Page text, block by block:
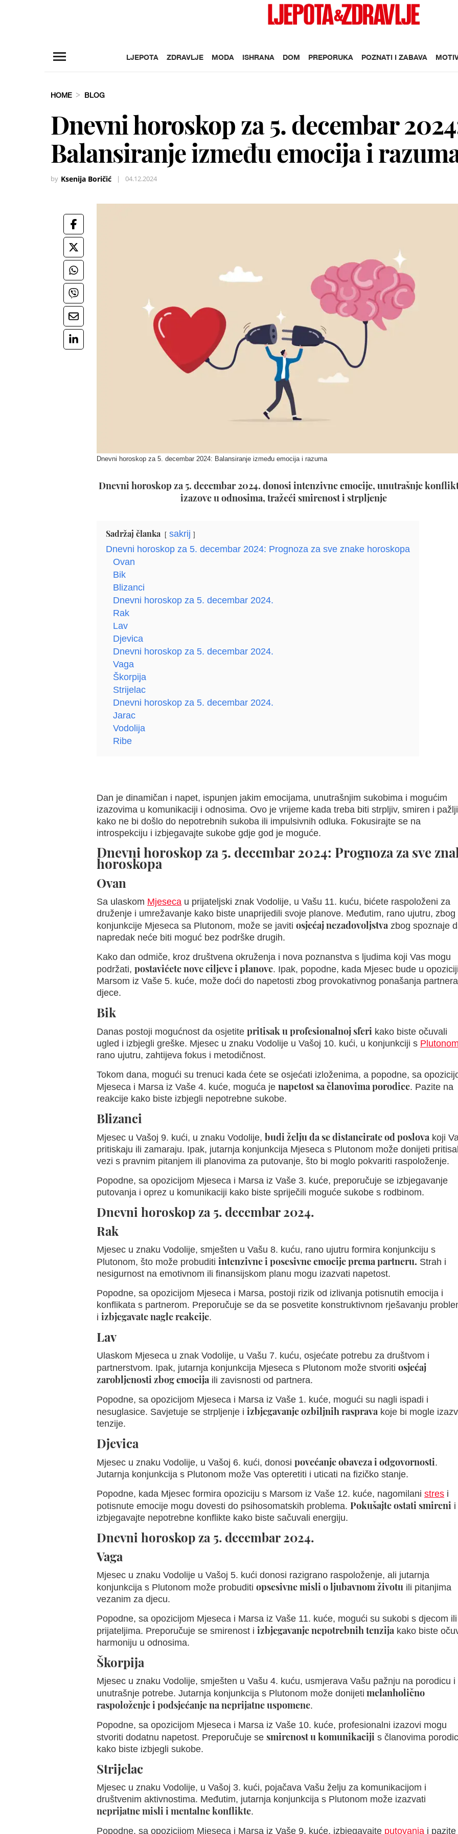
LJEPOTA ZDRAVLJE MODA ISHRANA DOM PREPORUKA POZNATI I ZABAVA
HOME BLOG
Dnevni horoskop za 5. decembar
Balansiranje između emocija i
by Ksenija Boričić | 04.12.2024
Dnevni horoskop za 5. decembar 2024: Balansiranje između emocija i razuma
Dnevni horoskop za 5. decembar 2024. donosi intenzivne emocije, unutrašnje
izazove u odnosima, tražeći smirenost i strpljenje
Sadržaj članka
sakrij
Dnevni horoskop za 5. decembar 2024: Prognoza za sve znake horoskopa
Ovan
Bik
Blizanci
Dnevni horoskop za 5. decembar 2024.
Rak
Lav
Djevica
Dnevni horoskop za 5. decembar 2024.
Vaga
Škorpija
Strijelac
Dnevni horoskop za 5. decembar 2024.
Jarac
Vodolija
Ribe
Dan je dinamičan i napet, ispunjen jakim emocijama, unutrašnjim sukobima i mogućim
izazovima u komunikaciji i odnosima. Ovo je vrijeme kada treba biti strpljiv, smiren i
kako ne bi došlo do nepotrebnih sukoba ili impulsivnih odluka. Fokusirajte se na
introspekciju i izbjegavajte sukobe gdje god je moguće.
Dnevni horoskop za 5. decembar 2024: Prognoza za sve
horoskopa
Ovan
Sa ulaskom Mjeseca u prijateljski znak Vodolije, u Vašu 11. kuću, bićete raspoloženi za
druženje i umrežavanje kako biste unaprijedili svoje planove. Međutim, rano ujutru, zbog
konjunkcije Mjeseca sa Plutonom, može se javiti osjećaj nezadovoljstva zbog spoznaje
napredak neće biti moguć bez podrške drugih.
Kako dan odmiče, kroz društvena okruženja i nova poznanstva s ljudima koji Vas mogu
podržati, postavićete nove ciljeve i planove. Ipak, popodne, kada Mjesec bude u
Marsom iz Vaše 5. kuće, može doći do napetosti zbog provokativnog ponašanja
djece.
Bik
Danas postoji mogućnost da osjetite pritisak u profesionalnoj sferi kako biste očuvali
ugled i izbjegli greške. Mjesec u znaku Vodolije u Vašoj 10. kući, u konjunkciji s
rano ujutru, zahtijeva fokus i metodičnost.
Tokom dana, mogući su trenuci kada ćete se osjećati izloženima, a popodne, sa
Mjeseca i Marsa iz Vaše 4. kuće, moguća je napetost sa članovima porodice. Pazite na
reakcije kako biste izbjegli nepotrebne sukobe.
Blizanci
Mjesec u Vašoj 9. kući, u znaku Vodolije, budi želju da se distancirate od poslova koji
pritiskaju ili zamaraju. Ipak, jutarnja konjunkcija Mjeseca s Plutonom može donijeti
vezi s pravnim pitanjem ili planovima za putovanje, što bi moglo pokvariti raspoloženje.
Popodne, sa opozicijom Mjeseca i Marsa iz Vaše 3. kuće, preporučuje se izbjegavanje
putovanja i oprez u komunikaciji kako biste spriječili moguće sukobe s rodbinom.
Dnevni horoskop za 5. decembar 2024.
Rak
Mjesec u znaku Vodolije, smješten u Vašu 8. kuću, rano ujutru formira konjunkciju s
Plutonom, što može probuditi intenzivne i posesivne emocije prema partneru. Strah i
nesigurnost na emotivnom ili finansijskom planu mogu izazvati napetost.
Popodne, sa opozicijom Mjeseca i Marsa, postoji rizik od izlivanja potisnutih emocija i
konflikata s partnerom. Preporučuje se da se posvetite konstruktivnom rješavanju
i izbjegavate nagle reakcije.
Lav
Ulaskom Mjeseca u znak Vodolije, u Vašu 7. kuću, osjećate potrebu za društvom i
partnerstvom. Ipak, jutarnja konjunkcija Mjeseca s Plutonom može stvoriti osjećaj
zarobljenosti zbog emocija ili zavisnosti od partnera.
Popodne, sa opozicijom Mjeseca i Marsa iz Vaše 1. kuće, mogući su nagli ispadi i
nesuglasice. Savjetuje se strpljenje i izbjegavanje ozbiljnih rasprava koje bi mogle
tenzije.
Djevica
Mjesec u znaku Vodolije, u Vašoj 6. kući, donosi povećanje obaveza i odgovornosti.
Jutarnja konjunkcija s Plutonom može Vas opteretiti i uticati na fizičko stanje.
Popodne, kada Mjesec formira opoziciju s Marsom iz Vaše 12. kuće, nagomilani stres i
potisnute emocije mogu dovesti do psihosomatskih problema. Pokušajte ostati smireni i
izbjegavajte nepotrebne konflikte kako biste sačuvali energiju.
Dnevni horoskop za 5. decembar 2024.
Vaga
Mjesec u znaku Vodolije u Vašoj 5. kući donosi razigrano raspoloženje, ali jutarnja
konjunkcija s Plutonom može probuditi opsesivne misli o ljubavnom životu ili pitanjima
vezanim za djecu.
Popodne, sa opozicijom Mjeseca i Marsa iz Vaše 11. kuće, mogući su sukobi s djecom ili
prijateljima. Preporučuje se smirenost i izbjegavanje nepotrebnih tenzija kako biste
harmoniju u odnosima.
Škorpija
Mjesec u znaku Vodolije, smješten u Vašu 4. kuću, usmjerava Vašu pažnju na porodicu i
unutrašnje potrebe. Jutarnja konjunkcija s Plutonom može donijeti melanholično
raspoloženje i podsjećanje na neprijatne uspomene.
Popodne, sa opozicijom Mjeseca i Marsa iz Vaše 10. kuće, profesionalni izazovi mogu
stvoriti dodatnu napetost. Preporučuje se smirenost u komunikaciji s članovima
kako biste izbjegli sukobe.
Strijelac
Mjesec u znaku Vodolije, u Vašoj 3. kući, pojačava Vašu želju za komunikacijom i
društvenim aktivnostima. Međutim, jutarnja konjunkcija s Plutonom može izazvati
neprijatne misli i mentalne konflikte.
Popodne, sa opozicijom Mjeseca i Marsa iz Vaše 9. kuće, izbjegavajte putovanja i pazite